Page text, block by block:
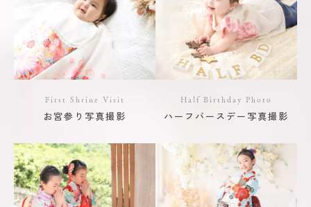
First Shrine Visit
お宮参り写真撮影
Half Birthday Photo
ハーフバースデー写真撮影